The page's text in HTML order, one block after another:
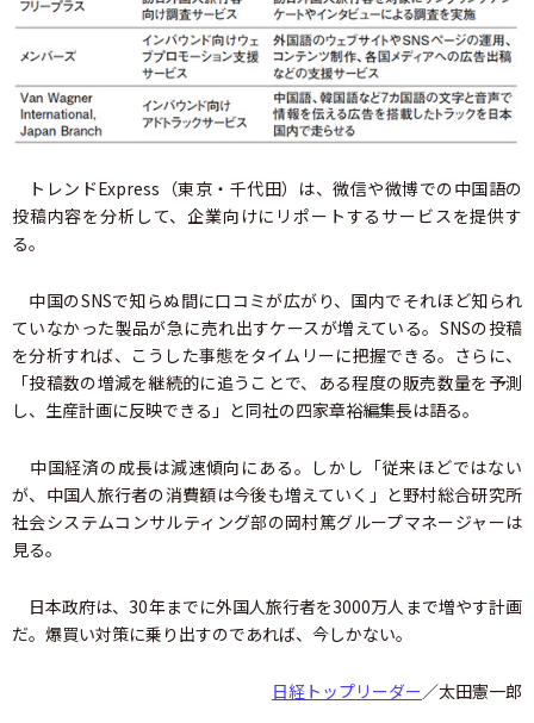
トレンドExpress（東京・千代田）は、微信や微博での中国語の
投稿内容を分析して、企業向けにリポートするサービスを提供す
る。
中国のSNSで知らぬ間に口コミが広がり、国内でそれほど知られ
ていなかった製品が急に売れ出すケースが増えている。SNSの投稿
を分析すれば、こうした事態をタイムリーに把握できる。さらに、
「投稿数の増減を継続的に追うことで、ある程度の販売数量を予測
し、生産計画に反映できる」と同社の四家章裕編集長は語る。
中国経済の成長は減速傾向にある。しかし「従来ほどではない
が、中国人旅行者の消費額は今後も増えていく」と野村総合研究所
社会システムコンサルティング部の岡村篤グループマネージャーは
見る。
日本政府は、30年までに外国人旅行者を3000万人まで増やす計画
だ。爆買い対策に乗り出すのであれば、今しかない。
日経トップリーダー／太田憲一郎